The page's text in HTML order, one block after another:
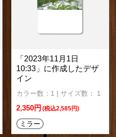
「2023年11月1日
10:33」に作成したデザ
イン
カラー数：1 | サイズ数： 1
2,350円 (税込2,585円)
ミラー